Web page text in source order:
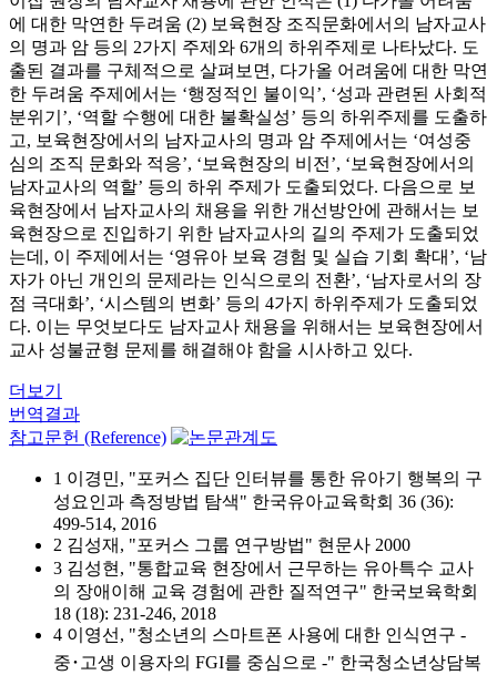
에 대한 막연한 두려움 (2) 보육현장 조직문화에서의 남자교사
의 명과 암 등의 2가지 주제와 6개의 하위주제로 나타났다. 도
출된 결과를 구체적으로 살펴보면, 다가올 어려움에 대한 막연
한 두려움 주제에서는 ‘행정적인 불이익’, ‘성과 관련된 사회적
분위기’, ‘역할 수행에 대한 불확실성’ 등의 하위주제를 도출하
고, 보육현장에서의 남자교사의 명과 암 주제에서는 ‘여성중
심의 조직 문화와 적응’, ‘보육현장의 비전’, ‘보육현장에서의
남자교사의 역할’ 등의 하위 주제가 도출되었다. 다음으로 보
육현장에서 남자교사의 채용을 위한 개선방안에 관해서는 보
육현장으로 진입하기 위한 남자교사의 길의 주제가 도출되었
는데, 이 주제에서는 ‘영유아 보육 경험 및 실습 기회 확대’, ‘남
자가 아닌 개인의 문제라는 인식으로의 전환’, ‘남자로서의 장
점 극대화’, ‘시스템의 변화’ 등의 4가지 하위주제가 도출되었
다. 이는 무엇보다도 남자교사 채용을 위해서는 보육현장에서
교사 성불균형 문제를 해결해야 함을 시사하고 있다.
더보기
번역결과
참고문헌 (Reference)
1 이경민, "포커스 집단 인터뷰를 통한 유아기 행복의 구
성요인과 측정방법 탐색" 한국유아교육학회 36 (36):
499-514, 2016
2 김성재, "포커스 그룹 연구방법" 현문사 2000
3 김성현, "통합교육 현장에서 근무하는 유아특수 교사
의 장애이해 교육 경험에 관한 질적연구" 한국보육학회
18 (18): 231-246, 2018
4 이영선, "청소년의 스마트폰 사용에 대한 인식연구 -
중･고생 이용자의 FGI를 중심으로 -" 한국청소년상담복